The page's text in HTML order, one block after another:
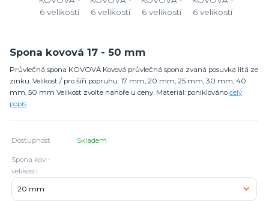
Spona kovová 17 - 50 mm
Průvlečná spona KOVOVÁ Kovová průvlečná spona zvaná posuvka litá ze
zinku. Velikost / pro šíři popruhu: 17 mm, 20 mm, 25 mm, 30 mm, 40
mm, 50 mm Velikost zvolte nahoře u ceny. Materiál: poniklováno celý
popis
Dostupnost Skladem
Spona kov -
velikosti